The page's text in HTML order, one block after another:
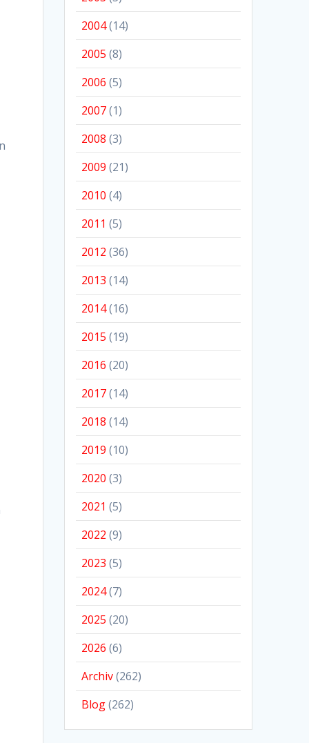
2004(14)
2005 (8)
2006 (5)
2007(1)
2008 (3)
2009 (21)
2010 (4)
2011 (5)
2012 (36)
2013 (14)
2014(16)
2015 (19)
2016 (20)
2017(14)
2018 (14)
2019 (10)
2020 (3)
2021 (5)
2022 (9)
2023 (5)
2024(7)
2025 (20)
2026 (6)
Archiv(262)
Blog(262)